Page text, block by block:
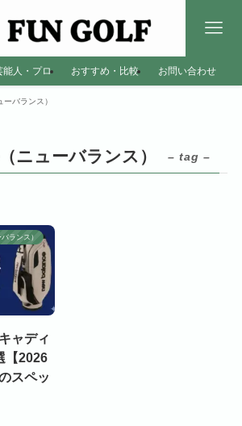
能人・プロ おすすめ・比較 お問い合わせ
バランス）
ニューバランス） – tag –
ランス）
ャディ
【2026
スペッ